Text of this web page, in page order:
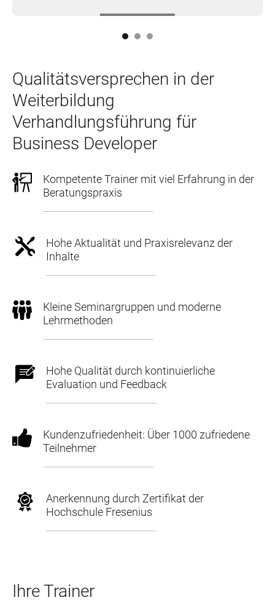
Qualitätsversprechen in der
Weiterbildung
Verhandlungsführung für
Business Developer
Kompetente Trainer mit viel Erfahrung in der
Beratungspraxis
Hohe Aktualität und Praxisrelevanz der
Inhalte
Kleine Seminargruppen und moderne
Lehrmethoden
Hohe Qualität durch kontinuierliche
Evaluation und Feedback
Kundenzufriedenheit: Über 1000 zufriedene
Teilnehmer
Anerkennung durch Zertifikat der
Hochschule Fresenius
Ihre Trainer